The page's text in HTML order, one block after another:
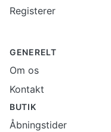
Registerer
GENERELT
Om os
Kontakt
BUTIK
Åbningstider